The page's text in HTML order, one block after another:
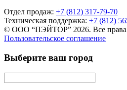
Отдел продаж: +7 (812) 317-79-70
Техническая поддержка: +7 (812)
© ООО “ПЭЙТОР” 2026. Все
Пользовательское соглашение
Выберите ваш город